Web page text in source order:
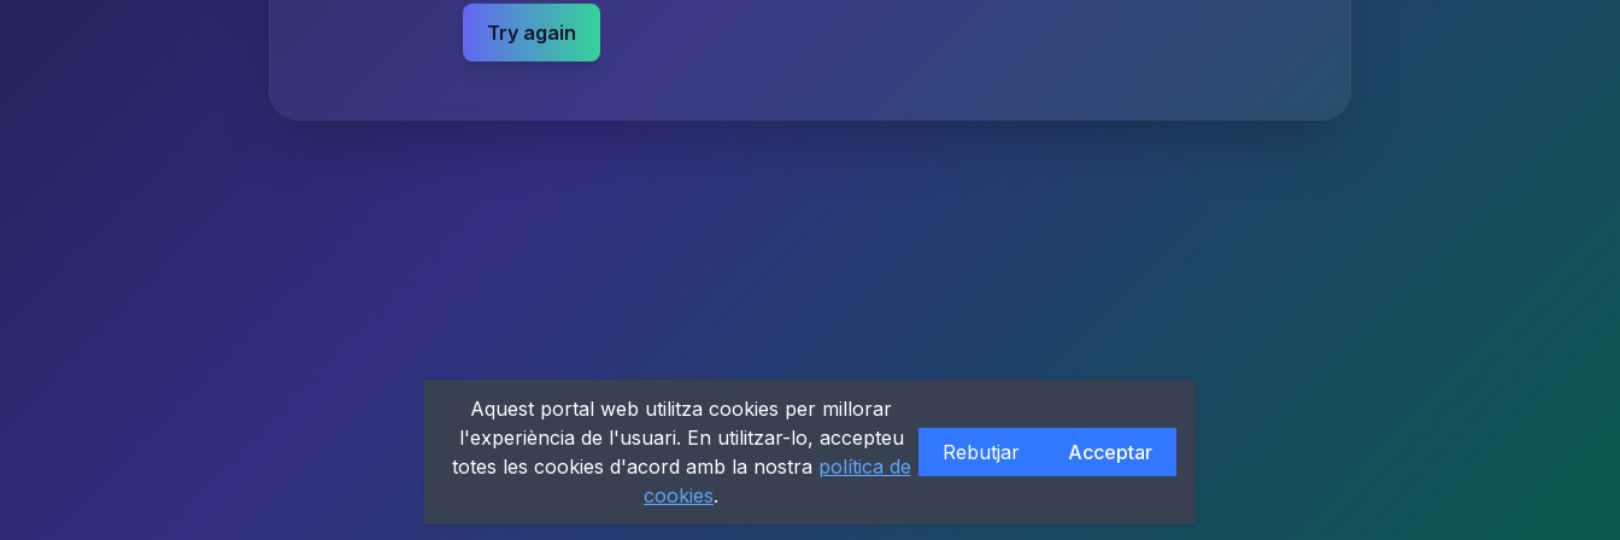
Try again
Aquest portal web utilitza cookies per millorar
l'experiència de l'usuari. En utilitzar-lo, accepteu
totes les cookies d'acord amb la nostra política de
cookies.
Rebutjar Acceptar